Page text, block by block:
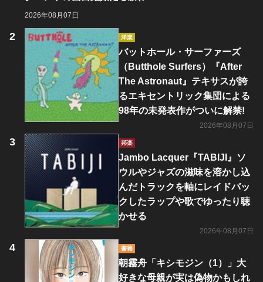
2026年08月07日
洋楽
バットホール・サーファーズ
（Butthole Surfers）『After
The Astronaut』テキサスが誇
るエキセントリック集団による
98年の未発表作がついに解禁!
2026年08月07日
邦楽
Jambo Lacquer『TABIJI』ソ
ウルやジャズの滋味を溶かし込
んだトラックを軸にレイドバッ
クしたラップや歌でゆったり聴
かせる
2026年08月07日
書籍
朝霧舟「キシモジン（1）」大
好きな母親が実は偽物かもしれ